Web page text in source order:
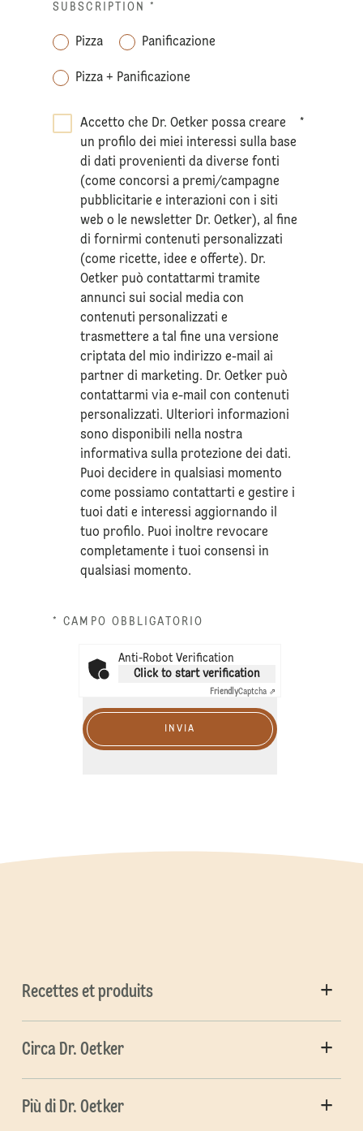
SUBSCRIPTION *
Pizza Panificazione
Pizza + Panificazione
Accetto che Dr. Oetker possa creare
un profilo dei miei interessi sulla base
di dati provenienti da diverse fonti
(come concorsi a premi/campagne
pubblicitarie e interazioni con i siti
web o le newsletter Dr. Oetker), al fine
di fornirmi contenuti personalizzati
(come ricette, idee e offerte). Dr.
Oetker può contattarmi tramite
annunci sui social media con
contenuti personalizzati e
trasmettere a tal fine una versione
criptata del mio indirizzo e-mail ai
partner di marketing. Dr. Oetker può
contattarmi via e-mail con contenuti
personalizzati. Ulteriori informazioni
sono disponibili nella nostra
informativa sullaprotezione dei dati.
Puoi decidere in qualsiasi momento
come possiamo contattarti e gestire i
tuoi dati e interessi aggiornando il
tuo profilo. Puoi inoltre revocare
completamente i tuoi consensi in
qualsiasi momento.
*
* CAMPO OBBLIGATORIO
Anti-Robot Verification
Click to start verification
FriendlyCaptcha ⇗
INVIA
Recettes et produits
Circa Dr. Oetker
Più di Dr. Oetker